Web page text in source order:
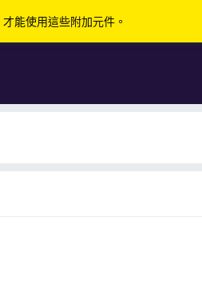
才能使用這些附加元件。